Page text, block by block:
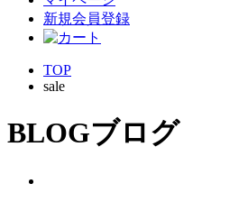
新規会員登録
TOP
sale
BLOGブログ